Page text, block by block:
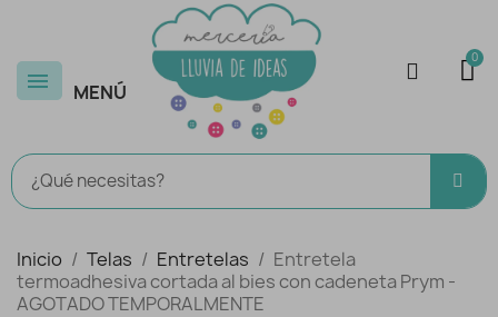
MENÚ
Inicio Telas Entretelas
Entretela
termoadhesiva cortada al bies con cadeneta Prym -
AGOTADO TEMPORALMENTE